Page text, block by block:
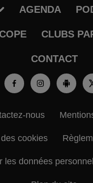
AGENDA
CLUBS
CONTACT
nous
cookies
les données